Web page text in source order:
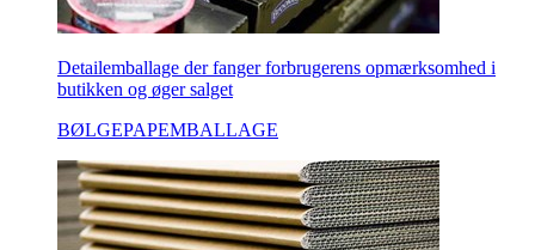
Detailemballage der fanger forbrugerens opmærksomhed i
butikken og øger salget
BØLGEPAPEMBALLAGE